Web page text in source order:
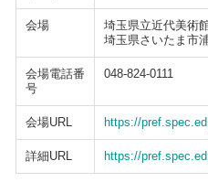
会場
埼玉県立近代美術
埼玉県さいたま市
会場電話番
号
048-824-0111
会場URL https://
詳細URL https://